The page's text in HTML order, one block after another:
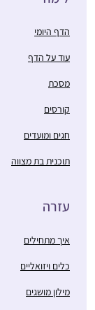
הדף היומי
עוד על הדף
מסכת
קורסים
חגים ומועדים
תוכנית בת מצווה
עזרה
איך מתחילים
כלים ויזואליים
מילון מושגים